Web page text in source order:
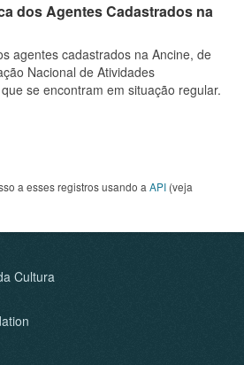
dos Agentes Cadastrados na
agentes cadastrados na Ancine, de
Nacional de Atividades
se encontram em situação regular.
a esses registros usando a API (veja
Cultura